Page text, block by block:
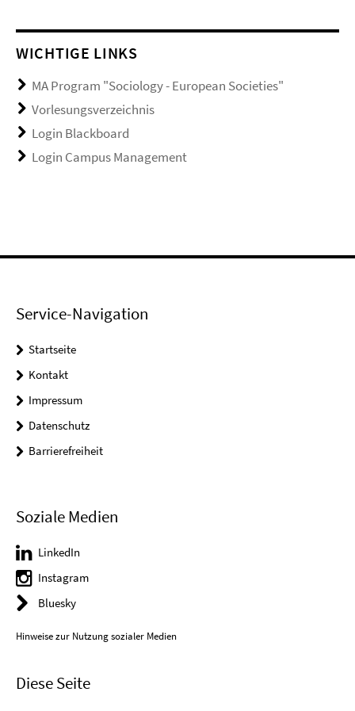
WICHTIGE LINKS
MA Program "Sociology - European Societies"
Vorlesungsverzeichnis
Login Blackboard
Login Campus Management
Service-Navigation
Startseite
Kontakt
Impressum
Datenschutz
Barrierefreiheit
Soziale Medien
LinkedIn
Instagram
Bluesky
Hinweise zur Nutzung sozialer Medien
Diese Seite